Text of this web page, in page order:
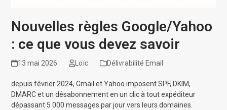
Nouvelles règles Google/Yahoo
: ce que vous devez savoir
13 mai 2026 Loïc Délivrabilité Email
depuis février 2024, Gmail et Yahoo imposent SPF, DKIM,
DMARC et un désabonnement en un clic à tout expéditeur
dépassant 5 000 messages par jour vers leurs domaines.